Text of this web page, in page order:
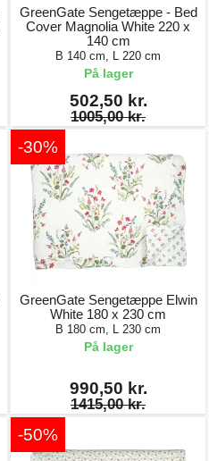
GreenGate Sengetæppe - Bed
Cover Magnolia White 220 x
140 cm
B 140 cm, L 220 cm
På lager
502,50 kr.
1005,00 kr.
-30%
GreenGate Sengetæppe Elwin
White 180 x 230 cm
B 180 cm, L 230 cm
På lager
990,50 kr.
1415,00 kr.
-50%